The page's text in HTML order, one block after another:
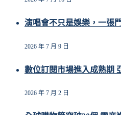
演唱會不只是娛樂，一張
2026 年 7 月 9 日
數位訂閱市場進入成熟期
2026 年 7 月 2 日